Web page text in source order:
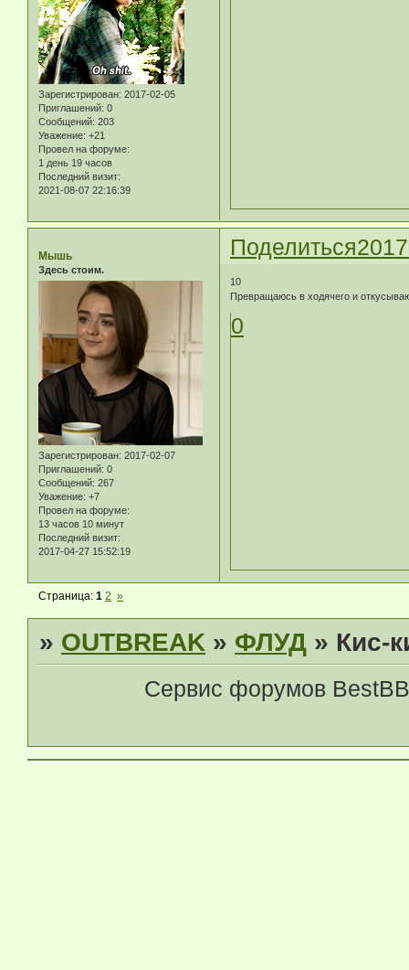
Зарегистрирован: 2017-02-05
Приглашений: 0
Сообщений: 203
Уважение: +21
Провел на форуме:
1 день 19 часов
Последний визит:
2021-08-07 22:16:39
Поделиться
Мышь
Здесь стоим.
Зарегистрирован: 2017-02-07
Приглашений: 0
Сообщений: 267
Уважение: +7
Провел на форуме:
13 часов 10 минут
Последний визит:
2017-04-27 15:52:19
10
Превращаюсь в ходячего и
0
Страница:1 2 »
» OUTBREAK » ФЛУД » Кис-
Сервис форумов